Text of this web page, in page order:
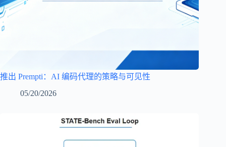
推出 Prempti：AI 编码代理的策略与可见性
05/20/2026